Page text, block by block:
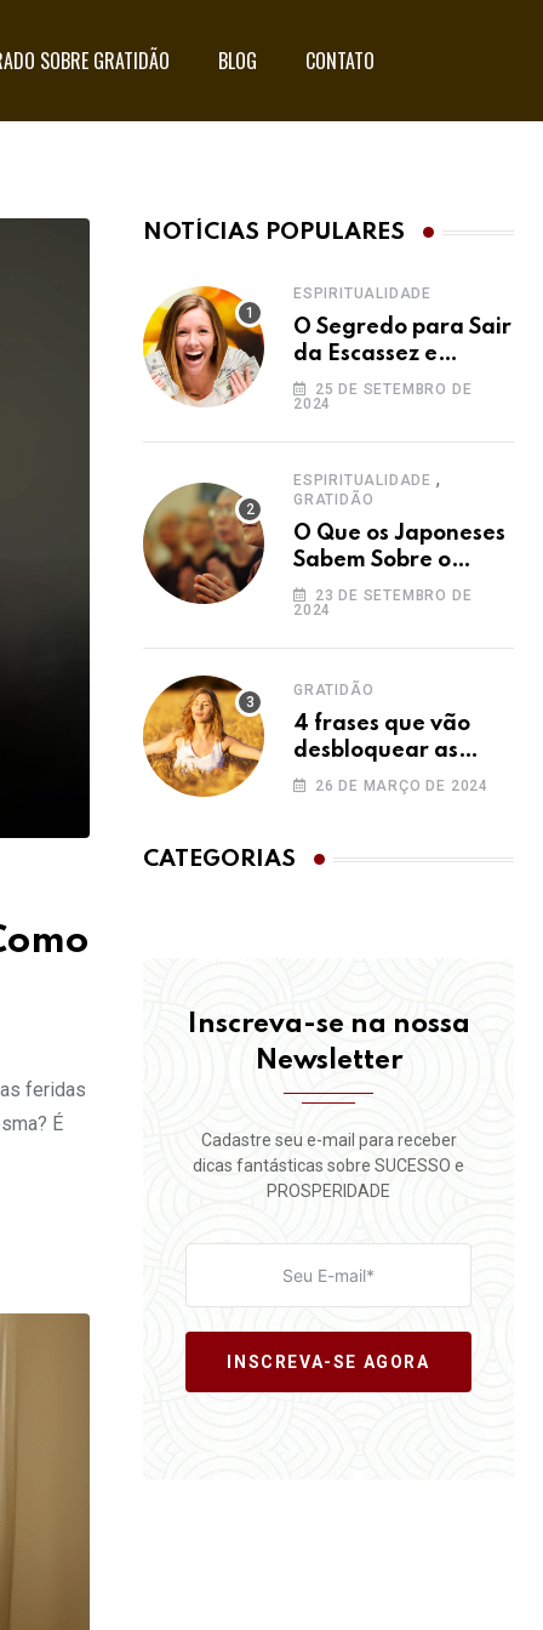
SOBRE GRATIDÃO BLOG CONTATO
feridas
É
NOTÍCIAS POPULARES
ESPIRITUALIDADE
O Segredo para Sair
da Escassez e
Acessar a
Abundância:
25 DE SETEMBRO DE
2024
ESPIRITUALIDADE ,
GRATIDÃO
O Que os Japoneses
Sabem Sobre o
Ho’oponopono e
Você Não
23 DE SETEMBRO DE
2024
GRATIDÃO
4 frases que vão
desbloquear as
bênçãos na sua vida
26 DE MARÇO DE 2024
CATEGORIAS
Inscreva-se na nossa
Newsletter
Cadastre seu e-mail para receber
dicas fantásticas sobre SUCESSO e
PROSPERIDADE
INSCREVA-SE AGORA